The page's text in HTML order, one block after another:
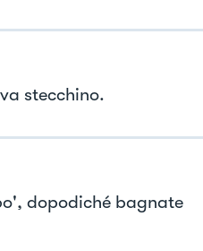
stecchino.
dopodiché bagnate